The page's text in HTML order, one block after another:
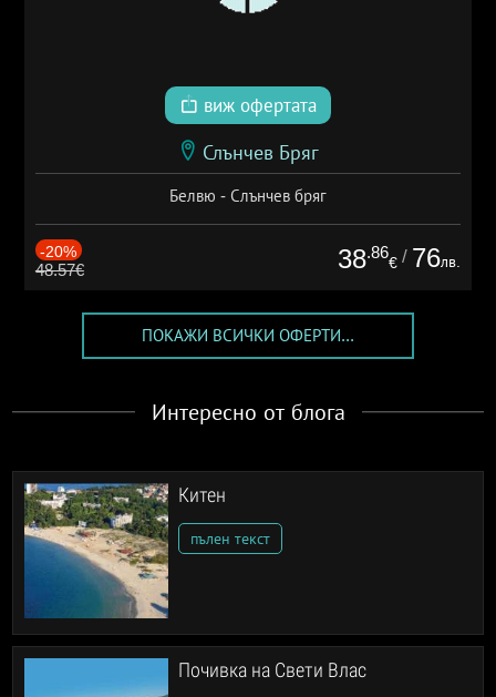
виж офертата
Слънчев Бряг
Белвю - Слънчев бряг
-20%
48.57€ 38.86
€ / 76лв.
ПОКАЖИ ВСИЧКИ ОФЕРТИ...
Интересно от блога
Китен
пълен текст
Почивка на Свети Влас